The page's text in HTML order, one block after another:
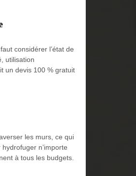
considérer l’état de
utilisation
un devis 100 % gratuit
les murs, ce qui
n’importe
à tous les budgets.